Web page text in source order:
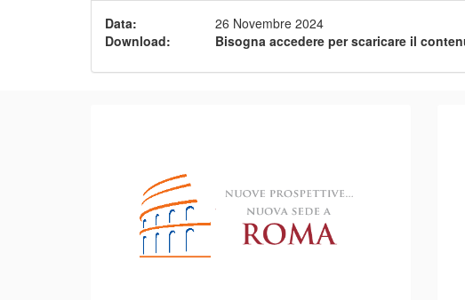
Data:
26 Novembre 2024
Download: Bisogna accedere per scaricare il